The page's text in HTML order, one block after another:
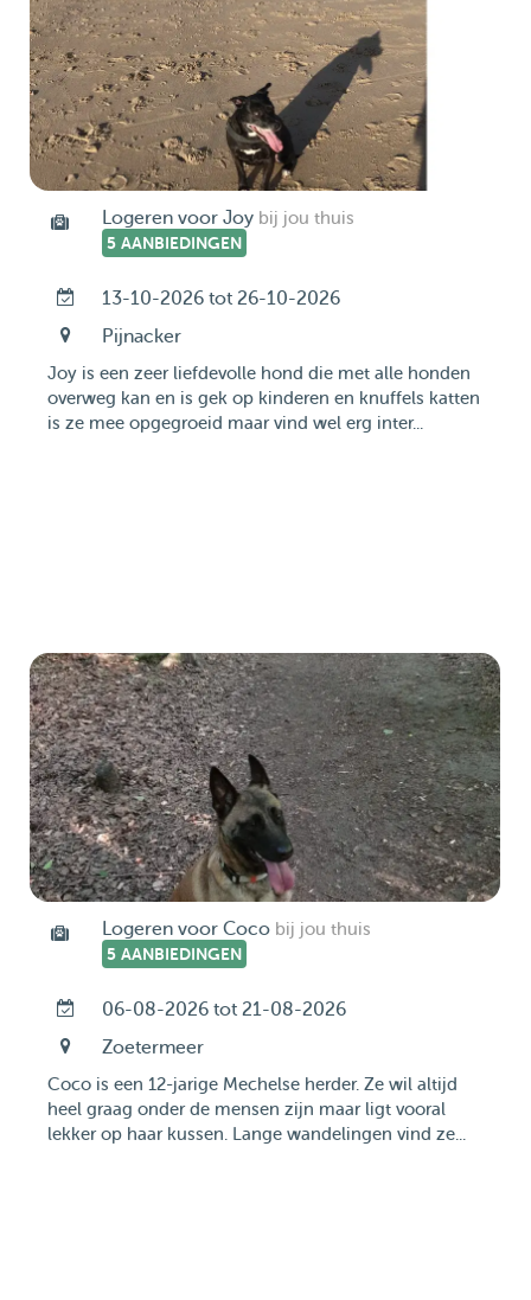
Logeren voor Joy bij jou thuis
5 AANBIEDINGEN
13-10-2026 tot 26-10-2026
Pijnacker
Joy is een zeer liefdevolle hond die met alle honden
overweg kan en is gek op kinderen en knuffels katten
is ze mee opgegroeid maar vind wel erg inter...
Logeren voor Coco bij jou thuis
5 AANBIEDINGEN
06-08-2026 tot 21-08-2026
Zoetermeer
Coco is een 12-jarige Mechelse herder. Ze wil altijd
heel graag onder de mensen zijn maar ligt vooral
lekker op haar kussen. Lange wandelingen vind ze...